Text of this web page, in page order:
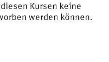
Kursen keine
werden können.